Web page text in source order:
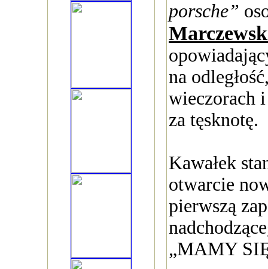
porsche”
na
wieczorach i
za tęsknotę.
Kawałek
otwarcie
pierwszą
„MAMY